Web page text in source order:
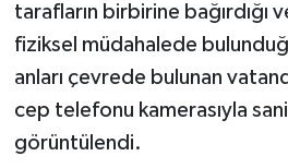
tarafların birbirine bağırdığı
fiziksel müdahalede
anları çevrede bulunan
cep telefonu kamerasıyla
görüntülendi.